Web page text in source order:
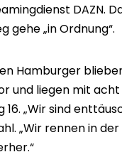
DAZN.
gehe „in Ordnung“.
Hamburger
und liegen mit
16. „Wir sind
„Wir rennen in